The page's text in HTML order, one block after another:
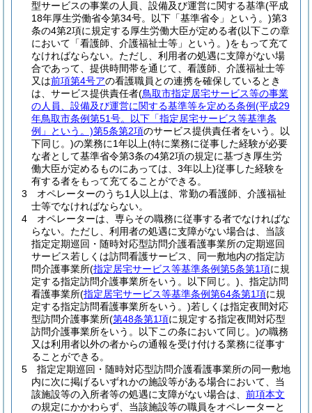
型サービスの事業の人員、設備及び運営に関する基準(平成
18年厚生労働省令第34号。以下「基準省令」という。)第3
条の4第2項に規定する厚生労働大臣が定める者(以下この章
において「看護師、介護福祉士等」という。)をもって充て
なければならない。 ただし、利用者の処遇に支障がない場
合であって、提供時間帯を通じて、看護師、介護福祉士等
又は前項第4号アの看護職員との連携を確保しているとき
は、サービス提供責任者(鳥取市指定居宅サービス等の事業
の人員、設備及び運営に関する基準等を定める条例(平成29
年鳥取市条例第51号。以下「指定居宅サービス等基準条
例」という。)第5条第2項のサービス提供責任者をいう。以
下同じ。)の業務に1年以上(特に業務に従事した経験が必要
な者として基準省令第3条の4第2項の規定に基づき厚生労
働大臣が定めるものにあっては、3年以上)従事した経験を
有する者をもって充てることができる。
3
オペレーターのうち1人以上は、常勤の看護師、介護福祉
士等でなければならない。
4
オペレーターは、専らその職務に従事する者でなければな
らない。 ただし、利用者の処遇に支障がない場合は、当該
指定定期巡回・随時対応型訪問介護看護事業所の定期巡回
サービス若しくは訪問看護サービス、同一敷地内の指定訪
問介護事業所(指定居宅サービス等基準条例第5条第1項に規
定する指定訪問介護事業所をいう。以下同じ。) 、指定訪問
看護事業所(指定居宅サービス等基準条例第64条第1項に規
定する指定訪問看護事業所をいう。)若しくは指定夜間対応
型訪問介護事業所(第48条第1項に規定する指定夜間対応型
訪問介護事業所をいう。以下この条において同じ。)の職務
又は利用者以外の者からの通報を受け付ける業務に従事す
ることができる。
5
指定定期巡回・随時対応型訪問介護看護事業所の同一敷地
内に次に掲げるいずれかの施設等がある場合において、当
該施設等の入所者等の処遇に支障がない場合は、 前項本文
の規定にかかわらず、当該施設等の職員をオペレーターと